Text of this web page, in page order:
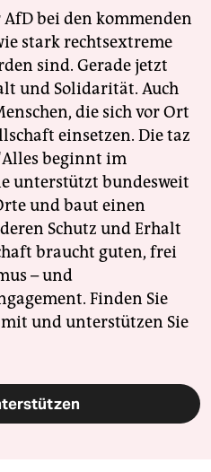
bei den kommenden
stark rechtsextreme
sind. Gerade jetzt
und Solidarität. Auch
die sich vor Ort
einsetzen. Die taz
beginnt im
unterstützt bundesweit
und baut einen
Schutz und Erhalt
braucht guten, frei
– und
Finden Sie
mit und unterstützen Sie